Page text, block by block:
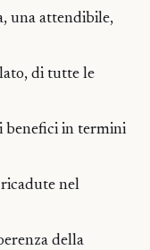
una attendibile,
di tutte le
benefici in termini
nel
della